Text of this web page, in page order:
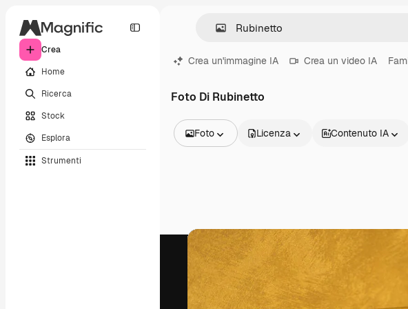
Crea
Home
Ricerca
Stock
Esplora
Strumenti
Crea un'immagine IA Crea un video IA
Foto Di Rubinetto
Foto
Video
Clip video
Motion graphic
Modelli di video
Icone
Modelli 3D
Font
Licenza Contenuto IA